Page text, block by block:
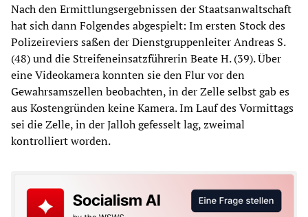
Nach den Ermittlungsergebnissen der Staatsanwaltschaft
hat sich dann Folgendes abgespielt: Im ersten Stock des
Polizeireviers saßen der Dienstgruppenleiter Andreas S.
(48) und die Streifeneinsatzführerin Beate H. (39). Über
eine Videokamera konnten sie den Flur vor den
Gewahrsamszellen beobachten, in der Zelle selbst gab es
aus Kostengründen keine Kamera. Im Lauf des Vormittags
sei die Zelle, in der Jalloh gefesselt lag, zweimal
kontrolliert worden.